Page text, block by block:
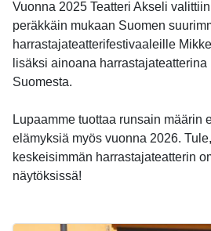
Vuonna 2025 Teatteri Akseli
peräkkäin mukaan Suomen
harrastajateatterifestivaaleille
lisäksi ainoana
Suomesta.
Lupaamme tuottaa runsain määrin
elämyksiä myös vuonna 2026.
keskeisimmän harrastajateatterin
näytöksissä!